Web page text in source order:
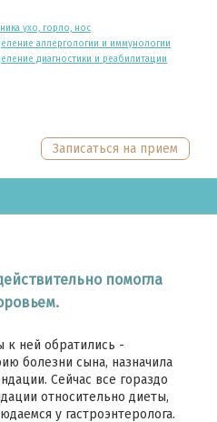
ухо, горло, нос
аллергологии и иммунологии
диагностики и реабилитации
Записаться на прием
помогла
к ней обратились -
болезни сына, назначила
Сейчас все гораздо
относительно диеты,
у гастроэнтеролога.